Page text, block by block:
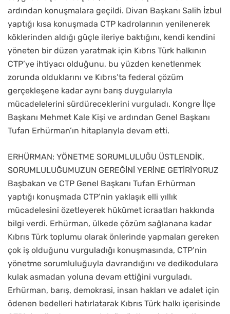
ardından konuşmalara geçildi. Divan Başkanı Salih İzbul
yaptığı kısa konuşmada CTP kadrolarının yenilenerek
köklerinden aldığı güçle ileriye baktığını, kendi kendini
yöneten bir düzen yaratmak için Kıbrıs Türk halkının
CTP’ye ihtiyacı olduğunu, bu yüzden kenetlenmek
zorunda olduklarını ve Kıbrıs’ta federal çözüm
gerçekleşene kadar aynı barış duygularıyla
mücadelelerini sürdüreceklerini vurguladı. Kongre İlçe
Başkanı Mehmet Kale Kişi ve ardından Genel Başkanı
Tufan Erhürman’ın hitaplarıyla devam etti.
ERHÜRMAN: YÖNETME SORUMLULUĞU ÜSTLENDİK,
SORUMLULUĞUMUZUN GEREĞİNİ YERİNE GETİRİYORUZ
Başbakan ve CTP Genel Başkanı Tufan Erhürman
yaptığı konuşmada CTP’nin yaklaşık elli yıllık
mücadelesini özetleyerek hükümet icraatları hakkında
bilgi verdi. Erhürman, ülkede çözüm sağlanana kadar
Kıbrıs Türk toplumu olarak önlerinde yapmaları gereken
çok iş olduğunu vurguladığı konuşmasında, CTP’nin
yönetme sorumluluğuyla davrandığını ve dedikodulara
kulak asmadan yoluna devam ettiğini vurguladı.
Erhürman, barış, demokrasi, insan hakları ve adalet için
ödenen bedelleri hatırlatarak Kıbrıs Türk halkı içerisinde